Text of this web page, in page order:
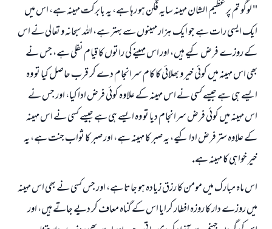
" لوگو تم پر عظيم الشان مہينہ سايہ فگن ہو رہا ہے، يہ بابركت مہينہ ہے، اس ميں
ايك ايسى رات ہے جو ايك ہزار مہينوں سے بہتر ہے، اللہ سبحانہ و تعالى نے اس
كے روزے فرض كيے ہيں، اور اس مہينے كى راتوں كا قيام نفلى ہے، جس نے
بھى اس مہينہ ميں كوئى خير و بھلائى كا كام سرانجام دے كر قرب حاصل كيا تو وہ
ايسے ہى ہے جيسے كسى نے اس مہينہ كے علاوہ كوئى فرض ادا كيا، اور جس نے
اس مہينہ ميں كوئى فرض سرانجام ديا تو وہ ايسے ہى ہے جيسے كسى نے اس مہينہ
كے علاوہ ستر فرض ادا كيے، يہ صبر كا مہينہ ہے، اور صبر كا ثواب جنت ہے، يہ
خير خواہى كا مہينہ ہے.
اس ماہ مبارك ميں مومن كا رزق زيادہ ہو جاتا ہے، اور جس كسى نے بھى اس مہينہ
ميں روزے دار كا روزہ افطار كرايا اس كے گناہ معاف كر ديے جاتے ہيں، اور